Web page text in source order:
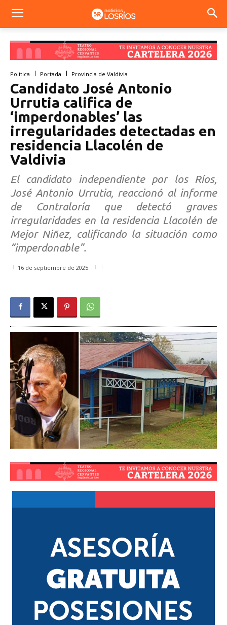
Política Portada Provincia de Valdivia
Candidato José Antonio
Urrutia califica de
‘imperdonables’ las
irregularidades detectadas en
residencia Llacolén de
Valdivia
El candidato independiente por los Ríos,
José Antonio Urrutia, reaccionó al informe
de Contraloría que detectó graves
irregularidades en la residencia Llacolén de
Mejor Niñez, calificando la situación como
“imperdonable”.
16 de septiembre de 2025